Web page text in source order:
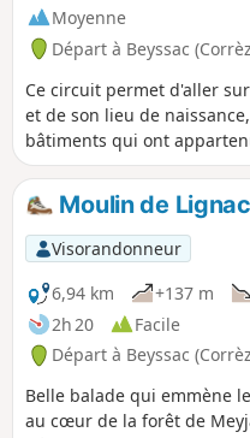
Moyenne
Départ à Beyssac
Ce circuit permet d'aller
et de son lieu de
bâtiments qui ont
Pompadour présentent
originale.
Moulin de Lignac
Visorandonneur
6,94 km
+137 m
2h 20
Facile
Départ à Beyssac
Belle balade qui emmène
au cœur de la forêt de